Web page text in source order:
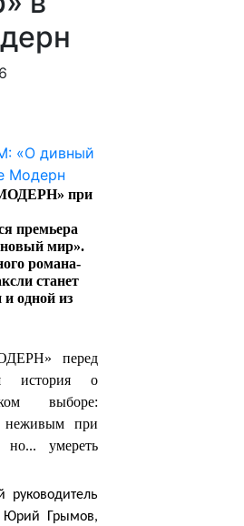
при
премьера
мир».
романа-
станет
и одной из
перед
история о
выборе:
неживым при
умереть
руководитель
Юрий Грымов,